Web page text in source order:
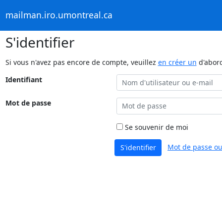
mailman.iro.umontreal.ca
S'identifier
Si vous n'avez pas encore de compte, veuillez en créer un
Identifiant
Mot de passe
Se souvenir de moi
S'identifier Mot de passe